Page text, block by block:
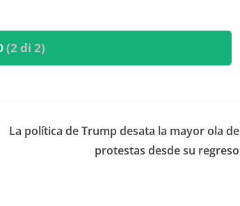
(2 di 2)
La política de Trump desata la mayor ola de
protestas desde su regreso